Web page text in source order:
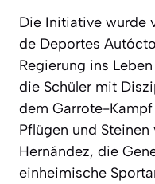
Die Initiative wurde
de Deportes
Regierung ins
die Schüler mit
dem Garrote-
Pflügen und
Hernández, die
einheimische